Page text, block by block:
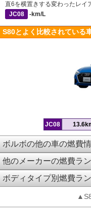
直6を横置きする変わったレイ
JC08
-km/L
S80とよく比較されている
JC08
ボルボの他の車の燃費
他のメーカーの燃費ラ
ボディタイプ別燃費ラ